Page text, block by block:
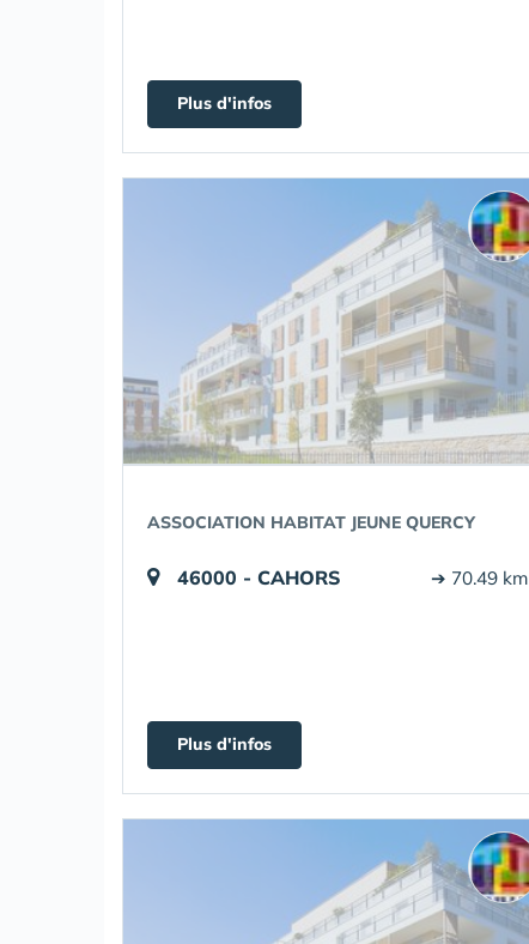
Plus d'infos
ASSOCIATION HABITAT JEUNE QUERCY
46000 - CAHORS ➔ 70.49 km
Plus d'infos